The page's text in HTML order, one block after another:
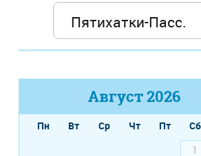
Август2026
Пн Вт Ср Чт Пт Сб
1